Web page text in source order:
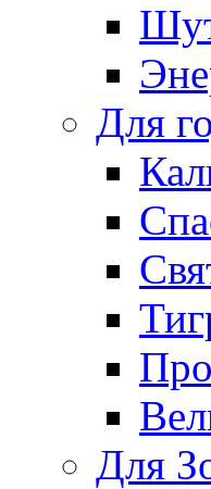
Для
Для